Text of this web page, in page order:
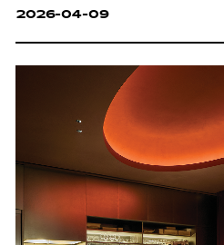
2026-04-09